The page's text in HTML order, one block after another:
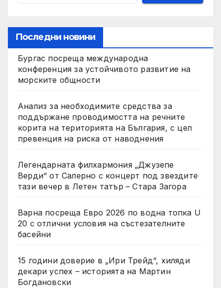
Последни новини
Бургас посреща международна
конференция за устойчивото развитие на
морските общности
Анализ за необходимите средства за
поддържане проводимостта на речните
корита на територията на България, с цел
превенция на риска от наводнения
Легендарната филхармония „Джузепе
Верди“ от Салерно с концерт под звездите
тази вечер в Летен татър – Стара Загора
Варна посреща Евро 2026 по водна топка U
20 с отлични условия на състезателните
басейни
15 години доверие в „Ири Трейд“, хиляди
декари успех – историята на Мартин
Богдановски